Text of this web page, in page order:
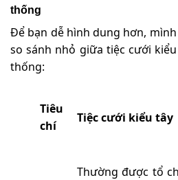
thống
Để bạn dễ hình dung hơn,
so sánh nhỏ giữa tiệc cưới
thống:
Tiêu
chí
Tiệc cưới kiểu tây
Thường được tổ